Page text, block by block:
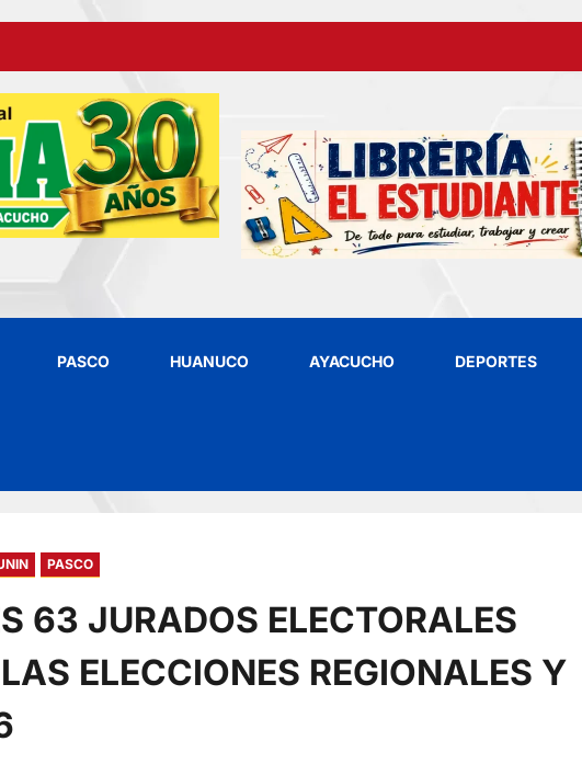
PASCO HUANUCO AYACUCHO DEPORTES
PASCO
63 JURADOS ELECTORALES
ELECCIONES REGIONALES Y